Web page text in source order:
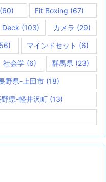
(60) Fit Boxing (67)
Deck (103) カメラ (29)
マインドセット (6)
社会学(6) 群馬県 (23)
野県-上田市(18)
野県-軽井沢町 (13)